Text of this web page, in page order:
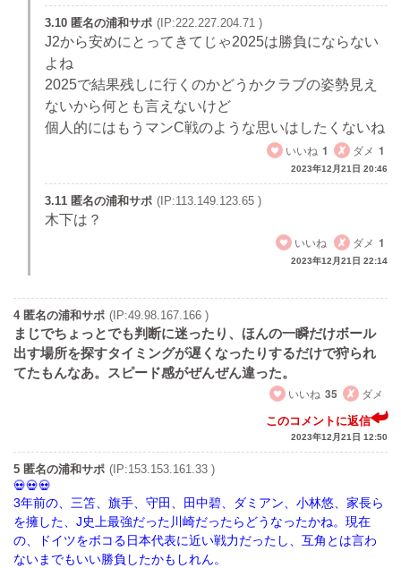
3.10 匿名の浦和サポ (IP:222.227.204.71 )
J2から安めにとってきてじゃ2025は勝負にならない
よね
2025で結果残しに行くのかどうかクラブの姿勢見え
ないから何とも言えないけど
個人的にはもうマンC戦のような思いはしたくないね
いいね 1 ダメ 1
2023年12月21日 20:46
3.11 匿名の浦和サポ (IP:113.149.123.65 )
木下は？
いいね
ダメ 1
2023年12月21日 22:14
4 匿名の浦和サポ (IP:49.98.167.166 )
まじでちょっとでも判断に迷ったり、ほんの一瞬だけボール
出す場所を探すタイミングが遅くなったりするだけで狩られ
てたもんなあ。スピード感がぜんぜん違った。
いいね 35 ダメ
このコメントに返信
2023年12月21日 12:50
5 匿名の浦和サポ (IP:153.153.161.33 )
3年前の、三笘、旗手、守田、田中碧、ダミアン、小林悠、家長ら
を擁した、J史上最強だった川崎だったらどうなったかね。現在
の、ドイツをボコる日本代表に近い戦力だったし、互角とは言わ
ないまでもいい勝負したかもしれん。